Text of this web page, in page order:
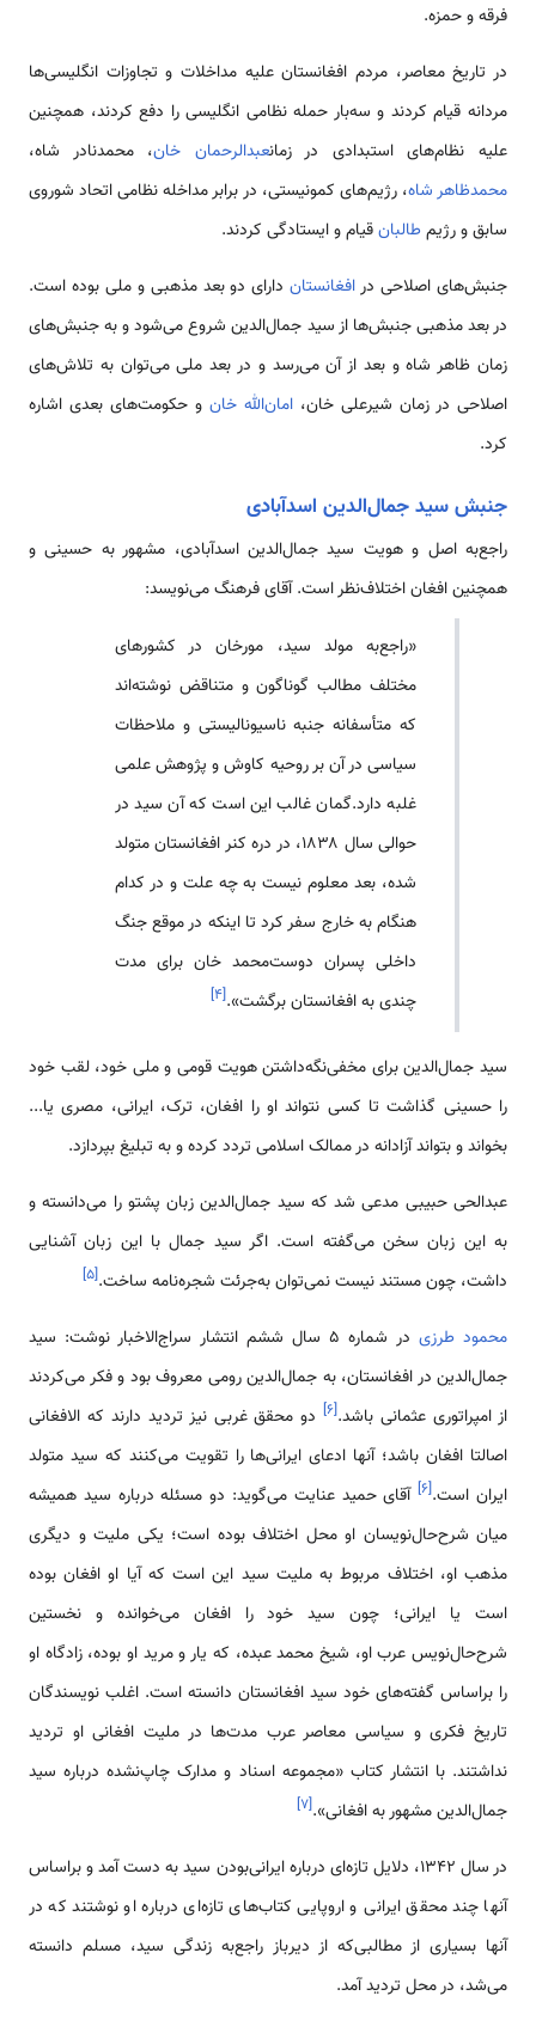
فرقه و حمزه.
در تاریخ معاصر، مردم افغانستان علیه مداخلات و تجاوزات انگلیسی‌ها
مردانه قیام کردند و سه‌بار حمله نظامی انگلیسی را دفع کردند، همچنین
علیه نظام‌های استبدادی در زمانعبدالرحمان خان، محمدنادر شاه،
محمدظاهر شاه، رژیم‌های کمونیستی، در برابر مداخله نظامی اتحاد شوروی
سابق و رژیمطالبانقیام و ایستادگی کردند.
جنبش‌های اصلاحی درافغانستاندارای دو بعد مذهبی و ملی بوده است.
در بعد مذهبی جنبش‌ها از سید جمال‌الدین شروع می‌شود و به جنبش‌های
زمان ظاهر شاه و بعد از آن می‌رسد و در بعد ملی می‌توان به تلاش‌های
اصلاحی در زمان شیرعلی خان، امان‌الله خان و حکومت‌های بعدی اشاره
کرد.
جنبش سید جمال‌الدین اسدآبادی
راجع‌به اصل و هویت سید جمال‌الدین اسدآبادی، مشهور به حسینی و
همچنین افغان اختلاف‌نظر است. آقای فرهنگ می‌نویسد:
«راجع‌به مولد سید، مورخان در کشورهای
مختلف مطالب گوناگون و متناقض نوشته‌اند
که متأسفانه جنبه ناسیونالیستی و ملاحظات
سیاسی در آن بر روحیه کاوش و پژوهش علمی
غلبه دارد.گمان غالب این است که آن سید در
حوالی سال ۱۸۳۸، در دره کنر افغانستان متولد
شده، بعد معلوم نیست به چه علت و در کدام
هنگام به خارج سفر کرد تا اینکه در موقع جنگ
داخلی پسران دوست‌محمد خان برای مدت
چندی به افغانستان برگشت».[۴]
سید جمال‌الدین برای مخفی‌نگه‌داشتن هویت قومی و ملی خود، لقب خود
را حسینی گذاشت تا کسی نتواند او را افغان، ترک، ایرانی، مصری یا...
بخواند و بتواند آزادانه در ممالک اسلامی تردد کرده و به تبلیغ بپردازد.
عبدالحی حبیبی مدعی شد که سید جمال‌الدین زبان پشتو را می‌دانسته و
به این زبان سخن می‌گفته است. اگر سید جمال با این زبان آشنایی
داشت، چون مستند نیست نمی‌توان به‌جرئت شجره‌نامه ساخت.[۵]
محمود طرزی
در شماره ۵ سال ششم انتشار سراج‌الاخبار نوشت: سید
جمال‌الدین در افغانستان، به جمال‌الدین رومی معروف بود و فکر می‌کردند
از امپراتوری عثمانی باشد.[۶]دو محقق غربی نیز تردید دارند که الافغانی
اصالتا افغان باشد؛ آنها ادعای ایرانی‌ها را تقویت می‌کنند که سید متولد
ایران است.[۶]آقای حمید عنایت می‌گوید: دو مسئله درباره سید همیشه
میان شرح‌حال‌نویسان او محل اختلاف بوده است؛ یکی ملیت و دیگری
مذهب او، اختلاف مربوط به ملیت سید این است که آیا او افغان بوده
است یا ایرانی؛ چون سید خود را افغان می‌خوانده و نخستین
شرح‌حال‌نویس عرب او، شیخ محمد عبده، که یار و مرید او بوده، زادگاه او
را براساس گفته‌های خود سید افغانستان دانسته است. اغلب نویسندگان
تاریخ فکری و سیاسی معاصر عرب مدت‌ها در ملیت افغانی او تردید
نداشتند. با انتشار کتاب «مجموعه اسناد و مدارک چاپ‌نشده درباره سید
جمال‌الدین مشهور به افغانی».[۷]
در سال ۱۳۴۲، دلایل تازه‌ای درباره ایرانی‌بودن سید به دست آمد و براساس
آنها چند محقق ایرانی و اروپایی کتاب‌های تازه‌ای درباره او نوشتند که در
آنها بسیاری از مطالبی‌که از دیرباز راجع‌به زندگی سید، مسلم دانسته
می‌شد، در محل تردید آمد.